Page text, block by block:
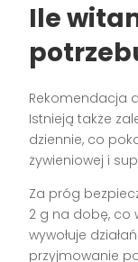
Ile
Rekomendacja
Istnieją także
dziennie, co
żywieniowej i
Za próg
2 g na dobę, co
wywołuje
przyjmowanie